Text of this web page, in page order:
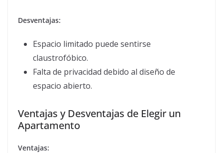
Desventajas:
Espacio limitado puede sentirse
claustrofóbico.
Falta de privacidad debido al diseño de
espacio abierto.
Ventajas y Desventajas de Elegir un
Apartamento
Ventajas: